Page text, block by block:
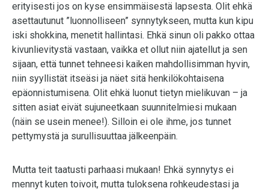
erityisesti jos on kyse ensimmäisestä lapsesta. Olit ehkä
asettautunut ”luonnolliseen” synnytykseen, mutta kun kipu
iski shokkina, menetit hallintasi. Ehkä sinun oli pakko ottaa
kivunlievitystä vastaan, vaikka et ollut niin ajatellut ja sen
sijaan, että tunnet tehneesi kaiken mahdollisimman hyvin,
niin syyllistät itseäsi ja näet sitä henkilökohtaisena
epäonnistumisena. Olit ehkä luonut tietyn mielikuvan – ja
sitten asiat eivät sujuneetkaan suunnitelmiesi mukaan
(näin se usein menee!). Silloin ei ole ihme, jos tunnet
pettymystä ja surullisuuttaa jälkeenpäin.
Mutta teit taatusti parhaasi mukaan! Ehkä synnytys ei
mennyt kuten toivoit, mutta tuloksena rohkeudestasi ja